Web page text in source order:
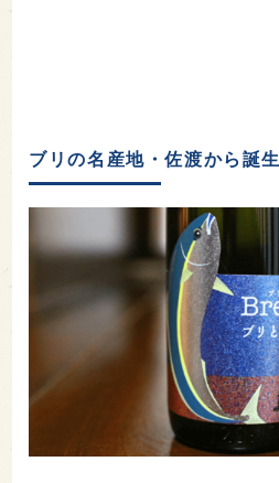
ブリの名産地・佐渡から誕生